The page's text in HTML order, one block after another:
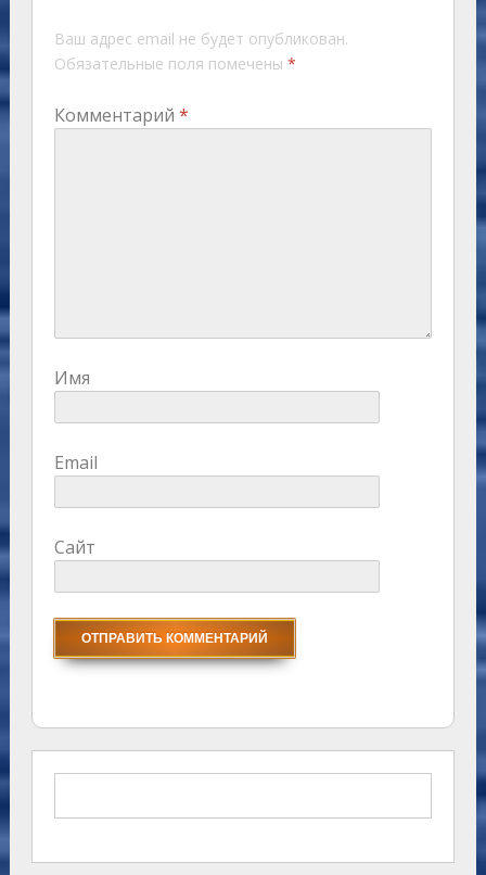
Ваш адрес email не будет опубликован.
Обязательные поля помечены *
Комментарий *
Имя
Email
Сайт